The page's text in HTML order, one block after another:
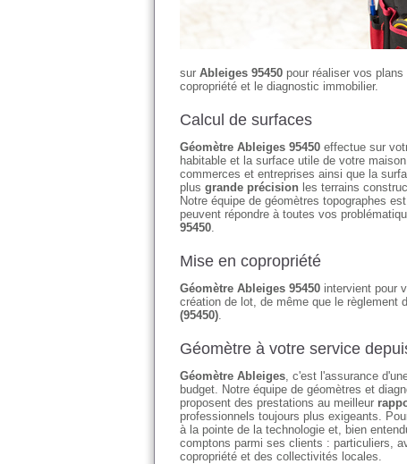
sur Ableiges 95450 pour réaliser vos
copropriété et le diagnostic immobilier.
Calcul de surfaces
Géomètre Ableiges 95450 effectue sur
habitable et la surface utile de votre
commerces et entreprises ainsi que la
plus grande précision les terrains
Notre équipe de géomètres topographes
peuvent répondre à toutes vos
95450.
Mise en copropriété
Géomètre Ableiges 95450 intervient pour
création de lot, de même que le règlement
(95450).
Géomètre à votre service
Géomètre Ableiges, c'est l'assurance
budget. Notre équipe de géomètres et
proposent des prestations au meilleur
professionnels toujours plus exigeants.
à la pointe de la technologie et, bien
comptons parmi ses clients : particuliers,
copropriété et des collectivités locales.